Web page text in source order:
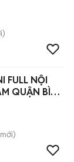
FULL NỘI
QUẬN BÌNH
mới)